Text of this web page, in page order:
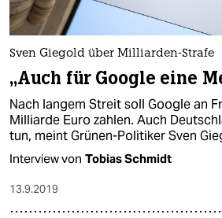
Sven Giegold über Milliarden-Strafe
„Auch für Google eine
Nach langem Streit soll Google an
Milliarde Euro zahlen. Auch
tun, meint Grünen-Politiker Sven
Interview von Tobias Schmidt
13.9.2019